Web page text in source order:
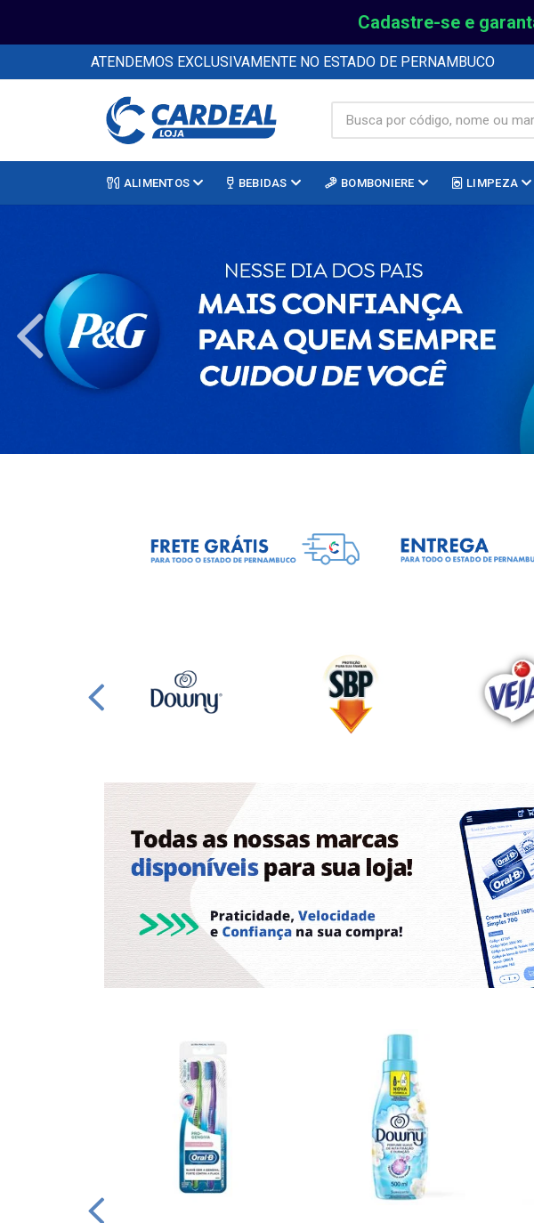
Cadastre-se e
ATENDEMOS EXCLUSIVAMENTE NO ESTADO DE PERNAMBUCO
ALIMENTOS BEBIDAS BOMBONIERE LIMPEZA